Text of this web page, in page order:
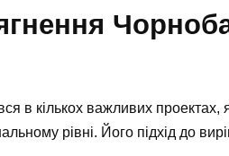
в кількох важливих проектах,
рівні. Його підхід до